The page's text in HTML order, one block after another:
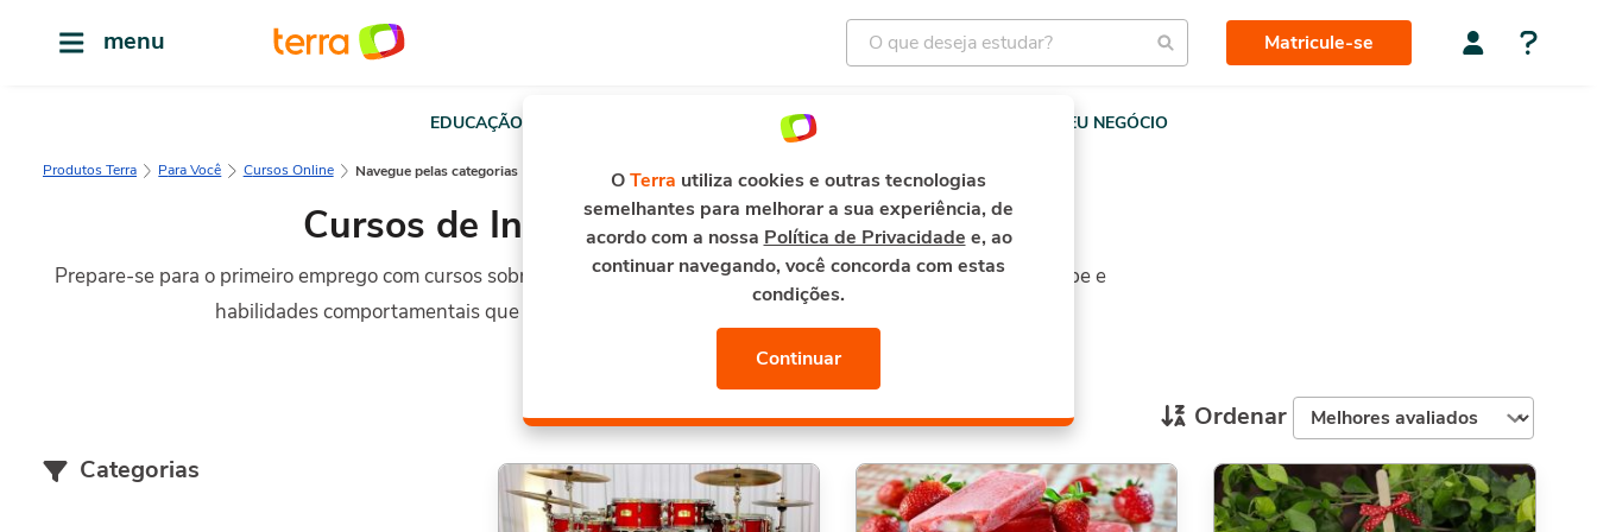
menu Matricule-se
EDUCAÇÃO E-MAIL E SEGURANÇA TERRA MEU NEGÓCIO
Produtos Terra Para Você Cursos Online Navegue pelas categorias
Cursos de Iniciação Profissional
Prepare-se para o primeiro emprego com cursos sobre postura, ética, organização, comunicação, trabalho em equipe e
habilidades comportamentais que fazem a diferença no início da vida profissional.
Categorias
Ordenar
OTerra utiliza cookies e outras tecnologias
semelhantes para melhorar a sua experiência, de
acordo com a nossa Política de Privacidade e, ao
continuar navegando, você concorda com estas
condições.
Continuar